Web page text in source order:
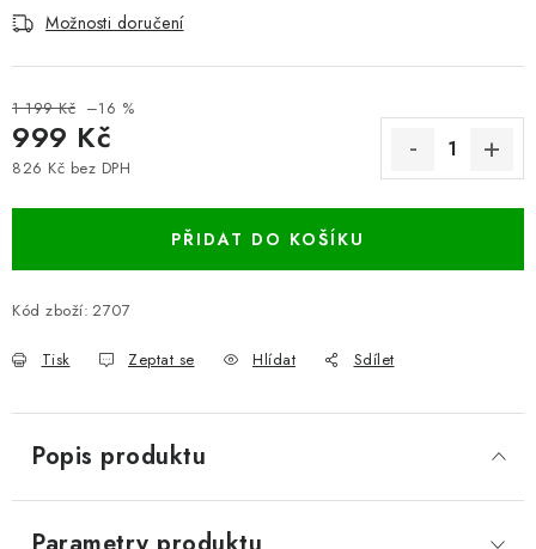
Možnosti doručení
1 199 Kč –16 %
999 Kč
826 Kč bez DPH
PŘIDAT DO KOŠÍKU
Kód zboží: 2707
Tisk Zeptat se Hlídat Sdílet
Popis produktu